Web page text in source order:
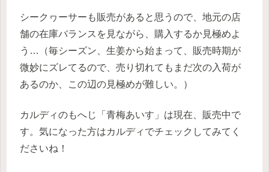
シークヮーサーも販売があると思うので、地元の店
舗の在庫バランスを見ながら、購入するか見極めよ
う…（毎シーズン、生姜から始まって、販売時期が
微妙にズレてるので、売り切れてもまだ次の入荷が
あるのか、この辺の見極めが難しい。）
カルディのもへじ「青梅あいす」は現在、販売中で
す。気になった方はカルディでチェックしてみてく
ださいね！